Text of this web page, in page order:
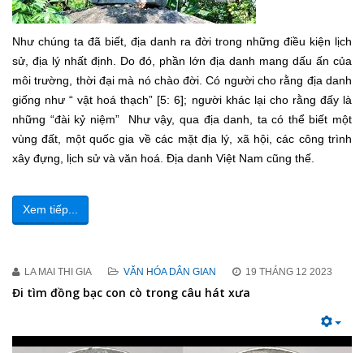
Như chúng ta đã biết, địa danh ra đời trong những điều kiện lịch
sử, địa lý nhất định. Do đó, phần lớn địa danh mang dấu ấn của
môi trường, thời đại mà nó chào đời. Có người cho rằng địa danh
giống như “ vật hoá thạch” [5: 6]; người khác lại cho rằng đấy là
những “đài kỷ niệm” Như vậy, qua địa danh, ta có thể biết một
vùng đất, một quốc gia về các mặt địa lý, xã hội, các công trình
xây đựng, lịch sử và văn hoá. Địa danh Việt Nam cũng thế.
Xem tiếp...
LA MAI THI GIA VĂN HÓA DÂN GIAN 19 THÁNG 12 2023
Đi tìm đồng bạc con cò trong câu hát xưa